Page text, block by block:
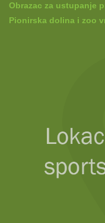
Obrazac za ustupanje
Pionirska dolina i zoo